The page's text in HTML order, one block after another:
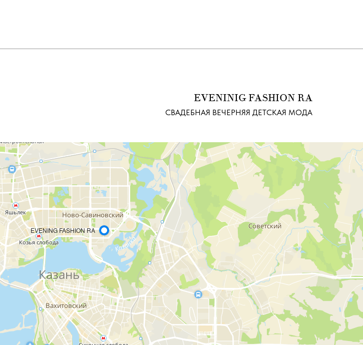
EVENINIG FASHION RA
СВАДЕБНАЯ ВЕЧЕРНЯЯ ДЕТСКАЯ МОДА